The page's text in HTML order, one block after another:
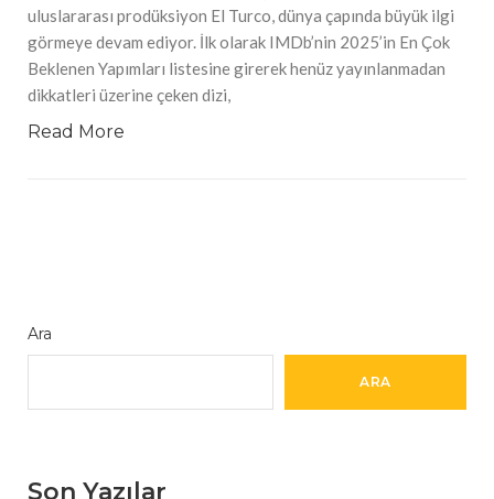
uluslararası prodüksiyon El Turco, dünya çapında büyük ilgi
görmeye devam ediyor. İlk olarak IMDb’nin 2025’in En Çok
Beklenen Yapımları listesine girerek henüz yayınlanmadan
dikkatleri üzerine çeken dizi,
Read More
Ara
ARA
Son Yazılar